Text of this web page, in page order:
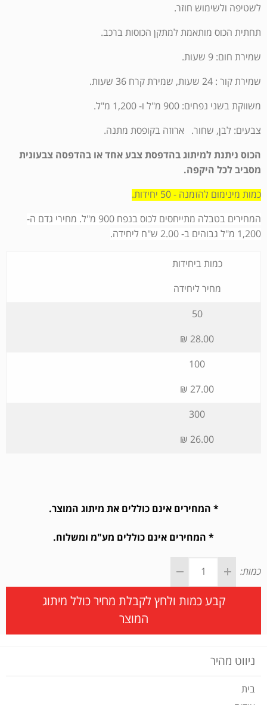
לשטיפה ולשימוש חוזר.
תחתית הכוס מותאמת למתקן הכוסות ברכב.
שמירת חום: 9 שעות.
שמירת קור : 24 שעות, שמירת קרח 36 שעות.
משווקת בשני נפחים: 900 מ"ל ו- 1,200 מ"ל.
צבעים: לבן, שחור. ארוזה בקופסת מתנה.
הכוס ניתנת למיתוג בהדפסת צבע אחד או בהדפסה צבעונית
מסביב לכל היקפה.
כמות מינימום להזמנה - 50 יחידות.
המחירים בטבלה מתייחסים לכוס בנפח 900 מ"ל. מחירי גדם ה-
1,200 מ"ל גבוהים ב- 2.00 ש"ח ליחידה.
כמות ביחידות
מחיר ליחידה
50
28.00 ₪
100
27.00 ₪
300
26.00 ₪
* המחירים אינם כוללים את מיתוג המוצר.
* המחירים אינם כוללים מע"מ ומשלוח.
כמות:
קבע כמות ולחץ לקבלת מחיר כולל מיתוג
המוצר
ניווט מהיר
בית